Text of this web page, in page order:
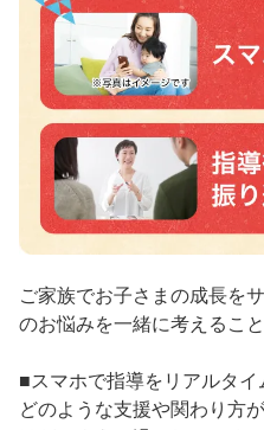
ご家族でお子さまの成長を
のお悩みを一緒に考えるこ
■スマホで指導をリアルタイ
どのような支援や関わり方